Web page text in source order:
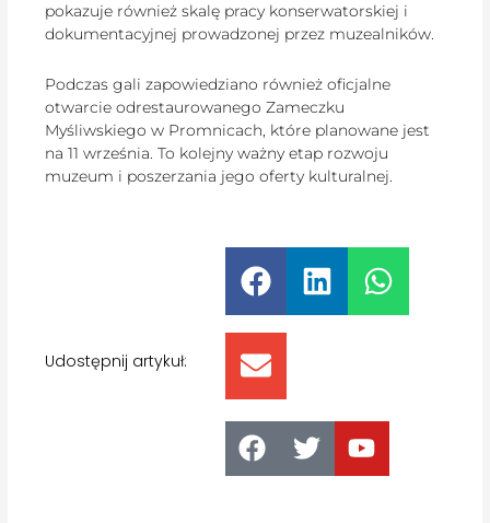
pokazuje również skalę pracy konserwatorskiej i
dokumentacyjnej prowadzonej przez muzealników.
Podczas gali zapowiedziano również oficjalne
otwarcie odrestaurowanego Zameczku
Myśliwskiego w Promnicach, które planowane jest
na 11 września. To kolejny ważny etap rozwoju
muzeum i poszerzania jego oferty kulturalnej.
Udostępnij artykuł: